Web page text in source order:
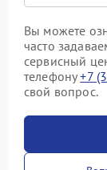
Вы можете
часто
сервисный
телефону+7
свой вопрос.